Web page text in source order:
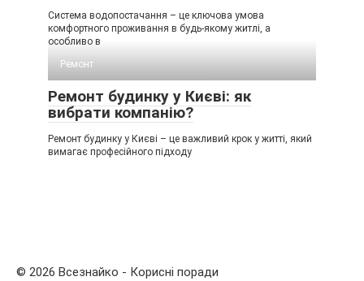
Система водопостачання – це ключова умова
комфортного проживання в будь-якому житлі, а
особливо в
Ремонт
Ремонт будинку у Києві: як
вибрати компанію?
Ремонт будинку у Києві – це важливий крок у житті, який
вимагає професійного підходу
© 2026 Всезнайко - Корисні поради